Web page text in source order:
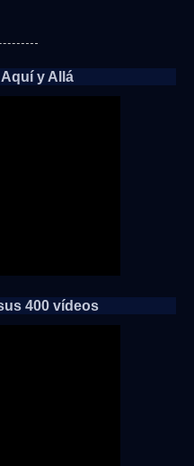
y Allá
400 vídeos